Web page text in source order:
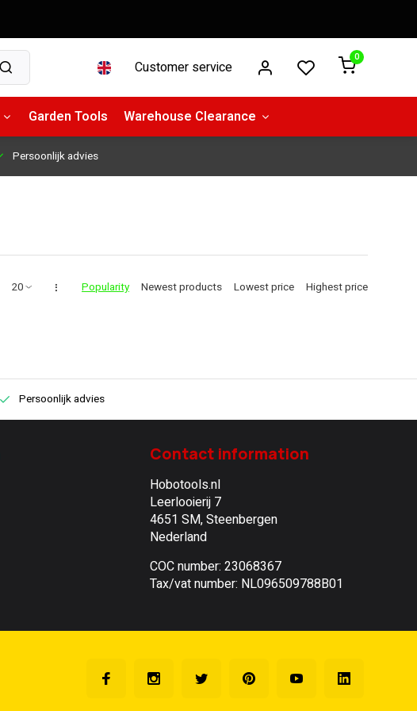
Customer service
0
Garden Tools Warehouse Clearance
Persoonlijk advies
Popularity Newest products Lowest price Highest price
Persoonlijk advies
Contact information
Hobotools.nl
Leerlooierij 7
4651 SM, Steenbergen
Nederland
COC number: 23068367
Tax/vat number: NL096509788B01